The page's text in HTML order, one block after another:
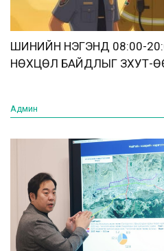
ШИНИЙН НЭГЭНД 08:00-
НӨХЦӨЛ БАЙДЛЫГ ЗХУТ-
Админ